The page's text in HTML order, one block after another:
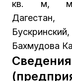
кв. м,
Бахмудова